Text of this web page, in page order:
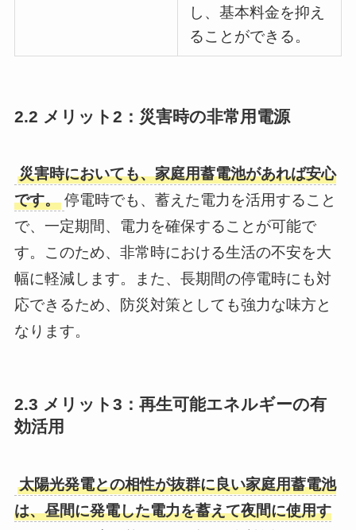
し、基本料金を抑え
ることができる。
2.2 メリット2：災害時の非常用電源
災害時においても、家庭用蓄電池があれば安心
です。 停電時でも、蓄えた電力を活用すること
で、一定期間、電力を確保することが可能で
す。このため、非常時における生活の不安を大
幅に軽減します。また、長期間の停電時にも対
応できるため、防災対策としても強力な味方と
なります。
2.3 メリット3：再生可能エネルギーの有
効活用
太陽光発電との相性が抜群に良い家庭用蓄電池
は、昼間に発電した電力を蓄えて夜間に使用す